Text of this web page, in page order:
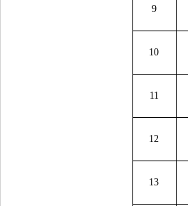
9
10
11
12
13